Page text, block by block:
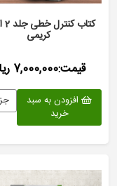
کریمی
قیمت:7,000,000 ریال
افزودن به سبد
خرید